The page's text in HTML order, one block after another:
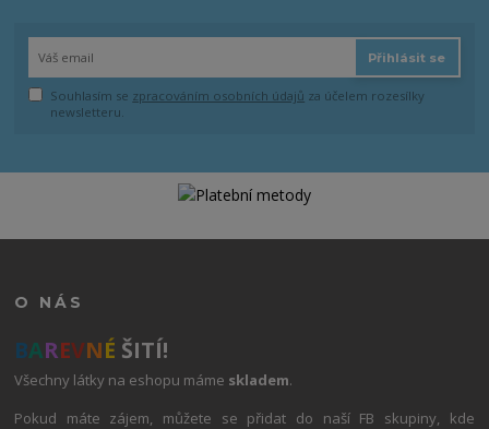
Přihlásit se
Souhlasím se zpracováním osobních údajů za účelem rozesílky
newsletteru.
O NÁS
BAREVNÉ ŠITÍ!
Všechny látky na eshopu máme skladem.
Pokud máte zájem, můžete se přidat do naší FB skupiny, kde